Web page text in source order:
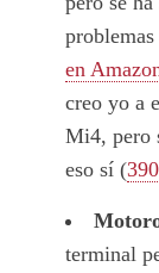
en
creo yo a
Mi4, pero
eso sí (
terminal